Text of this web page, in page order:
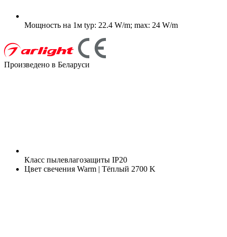
Мощность на 1м typ: 22.4 W/m; max: 24 W/m
Произведено в Беларуси
Класс пылевлагозащиты IP20
Цвет свечения Warm | Тёплый 2700 K